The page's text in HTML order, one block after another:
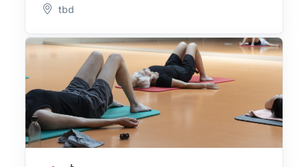
tbd